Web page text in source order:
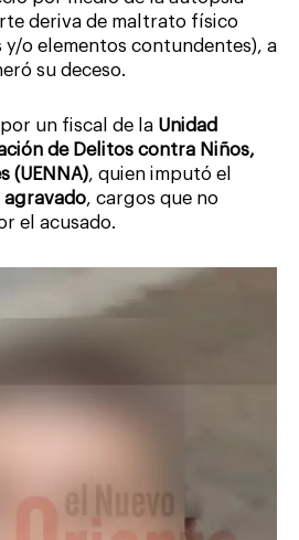
deriva de maltrato físico
o elementos contundentes), a
su deceso.
un fiscal de la Unidad
de Delitos contra Niños,
(UENNA), quien imputó el
agravado, cargos que no
el acusado.